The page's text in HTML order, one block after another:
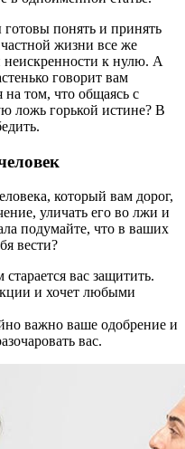
понять и принять
жизни все же
неискренности к нулю. А
говорит вам
том, что общаясь с
ложь горькой истине? В
который вам дорог,
уличать его во лжи и
подумайте, что в ваших
вести?
вас защитить.
и хочет любыми
важно ваше одобрение и
вас.